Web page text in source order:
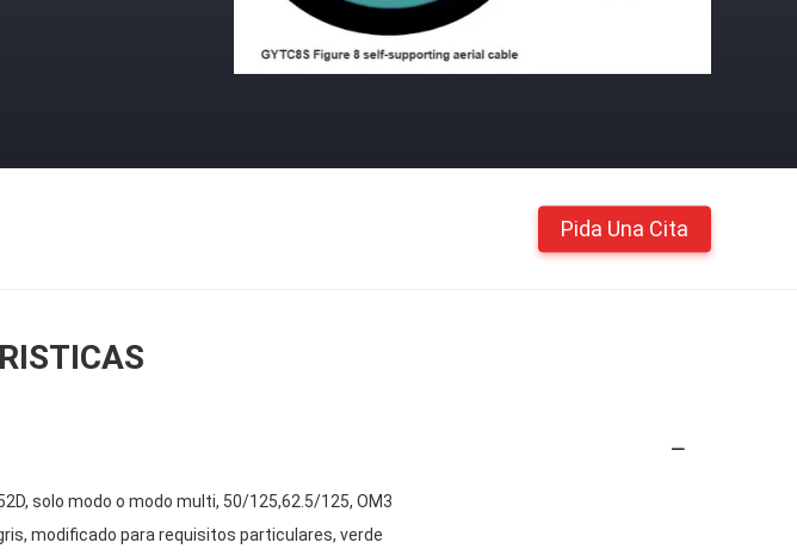
Pida Una Cita
solo modo o modo multi, 50/125,62.5/125, OM3
modificado para requisitos particulares, verde